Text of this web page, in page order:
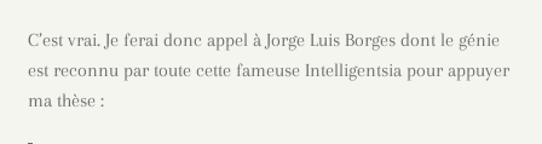
C’est vrai. Je ferai donc appel à Jorge Luis Borges dont le génie
est reconnu par toute cette fameuse Intelligentsia pour appuyer
ma thèse :